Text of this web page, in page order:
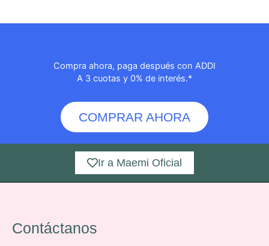
Compra ahora, paga después con ADDI
A 3 cuotas y 0% de interés.*
COMPRAR AHORA
Ir a Maemi Oficial
Contáctanos